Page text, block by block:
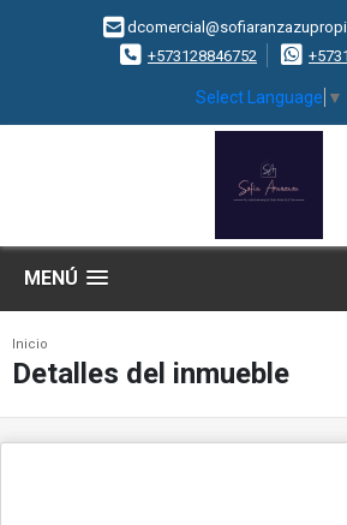
+573128846752
Select Language ▼
MENÚ
Inicio
Detalles del inmueble